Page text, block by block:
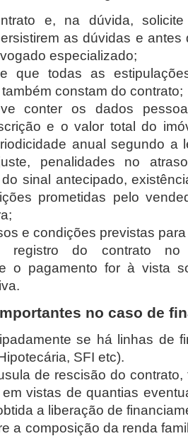
e, na dúvida, solicite
as dúvidas e antes
especializado;
que todas as
constam do contrato;
conter os dados
e o valor total do
anual segundo a
penalidades no
sinal antecipado,
prometidas pelo
e condições previstas
registro do contrato no
o pagamento for à vista
no caso de
se há linhas de
SFI etc).
de rescisão do
vistas de quantias
a liberação de
a composição da renda